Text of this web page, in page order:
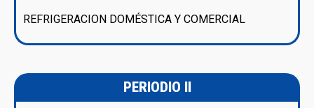
REFRIGERACION DOMÉSTICA Y COMERCIAL
PERIODIO II